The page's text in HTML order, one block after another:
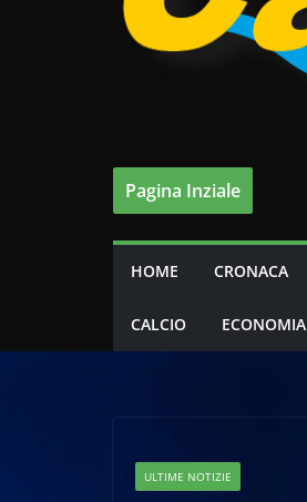
Pagina Inziale
HOME CRONACA
CALCIO ECONOMIA
ULTIME NOTIZIE